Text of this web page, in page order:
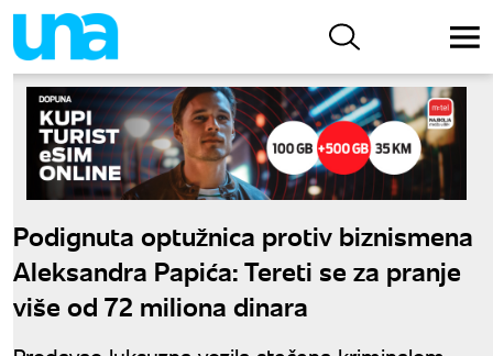
Podignuta optužnica protiv biznismena
Aleksandra Papića: Tereti se za pranje
više od 72 miliona dinara